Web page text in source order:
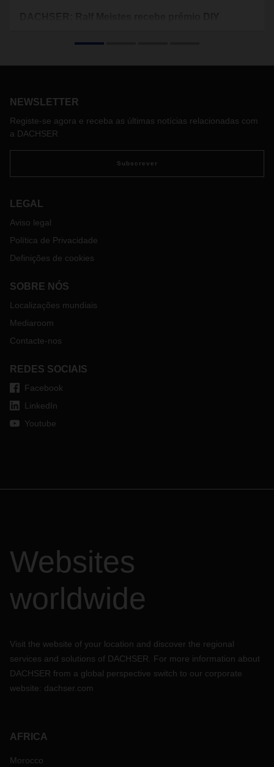
de logística foi reconhecido pelo contributo na indústria de
NEWSLETTER
Registe-se agora e receba as últimas notícias relacionadas com
a DACHSER
Subscrever
LEGAL
Aviso legal
Política de Privacidade
Definições de cookies
SOBRE NÓS
Localizações mundiais
Mediaroom
Contacte-nos
REDES SOCIAIS
Facebook
LinkedIn
Youtube
Websites
worldwide
Visit the website of your location and discover the regional
services and solutions of DACHSER. For more information about
DACHSER from a global perspective switch to our corporate
website: dachser.com
AFRICA
Morocco